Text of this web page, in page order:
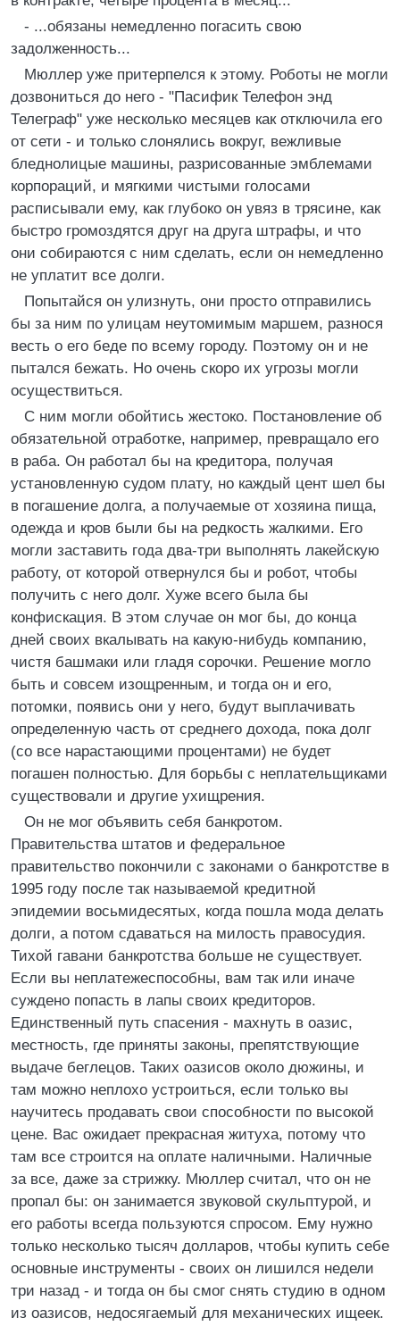
- ...обязаны немедленно погасить свою
задолженность...
Мюллер уже притерпелся к этому. Роботы не могли
дозвониться до него - "Пасифик Телефон энд
Телеграф" уже несколько месяцев как отключила его
от сети - и только слонялись вокруг, вежливые
бледнолицые машины, разрисованные эмблемами
корпораций, и мягкими чистыми голосами
расписывали ему, как глубоко он увяз в трясине, как
быстро громоздятся друг на друга штрафы, и что
они собираются с ним сделать, если он немедленно
не уплатит все долги.
Попытайся он улизнуть, они просто отправились
бы за ним по улицам неутомимым маршем, разнося
весть о его беде по всему городу. Поэтому он и не
пытался бежать. Но очень скоро их угрозы могли
осуществиться.
С ним могли обойтись жестоко. Постановление об
обязательной отработке, например, превращало его
в раба. Он работал бы на кредитора, получая
установленную судом плату, но каждый цент шел бы
в погашение долга, а получаемые от хозяина пища,
одежда и кров были бы на редкость жалкими. Его
могли заставить года два-три выполнять лакейскую
работу, от которой отвернулся бы и робот, чтобы
получить с него долг. Хуже всего была бы
конфискация. В этом случае он мог бы, до конца
дней своих вкалывать на какую-нибудь компанию,
чистя башмаки или гладя сорочки. Решение могло
быть и совсем изощренным, и тогда он и его,
потомки, появись они у него, будут выплачивать
определенную часть от среднего дохода, пока долг
(со все нарастающими процентами) не будет
погашен полностью. Для борьбы с неплательщиками
существовали и другие ухищрения.
Он не мог объявить себя банкротом.
Правительства штатов и федеральное
правительство покончили с законами о банкротстве в
1995 году после так называемой кредитной
эпидемии восьмидесятых, когда пошла мода делать
долги, а потом сдаваться на милость правосудия.
Тихой гавани банкротства больше не существует.
Если вы неплатежеспособны, вам так или иначе
суждено попасть в лапы своих кредиторов.
Единственный путь спасения - махнуть в оазис,
местность, где приняты законы, препятствующие
выдаче беглецов. Таких оазисов около дюжины, и
там можно неплохо устроиться, если только вы
научитесь продавать свои способности по высокой
цене. Вас ожидает прекрасная житуха, потому что
там все строится на оплате наличными. Наличные
за все, даже за стрижку. Мюллер считал, что он не
пропал бы: он занимается звуковой скульптурой, и
его работы всегда пользуются спросом. Ему нужно
только несколько тысяч долларов, чтобы купить себе
основные инструменты - своих он лишился недели
три назад - и тогда он бы смог снять студию в одном
из оазисов, недосягаемый для механических ищеек.